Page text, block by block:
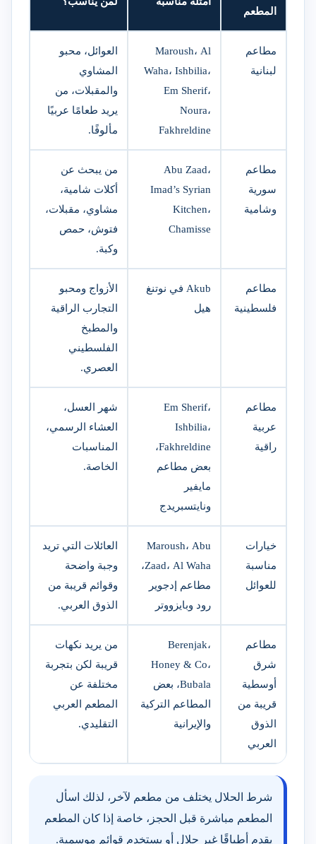
المطعم
مطاعم
لبنانية
Maroush، Al
Waha، Ishbilia،
Em Sherif،
Noura،
Fakhreldine
العوائل، محبو
المشاوي
والمقبلات، من
يريد طعامًا عربيًا
مألوفًا.
مطاعم
سورية
وشامية
Abu Zaad،
Imad’s Syrian
Kitchen،
Chamisse
من يبحث عن
أكلات شامية،
مشاوي، مقبلات،
فتوش، حمص
وكبة.
مطاعم
فلسطينية
Akub في نوتنغ
هيل
الأزواج ومحبو
التجارب الراقية
والمطبخ
الفلسطيني
العصري.
مطاعم
عربية
راقية
Em Sherif،
Ishbilia،
Fakhreldine،
بعض مطاعم
مايفير
ونايتسبريدج
شهر العسل،
العشاء الرسمي،
المناسبات
الخاصة.
خيارات
مناسبة
للعوائل
Maroush، Abu
Zaad، Al Waha،
مطاعم إدجوير
رود وبايزووتر
العائلات التي تريد
وجبة واضحة
وقوائم قريبة من
الذوق العربي.
مطاعم
شرق
أوسطية
قريبة من
الذوق
العربي
Berenjak،
Honey & Co،
Bubala، بعض
المطاعم التركية
والإيرانية
من يريد نكهات
قريبة لكن بتجربة
مختلفة عن
المطعم العربي
التقليدي.
شرط الحلال يختلف من مطعم لآخر، لذلك اسأل
المطعم مباشرة قبل الحجز، خاصة إذا كان المطعم
يقدم أطباقًا غير حلال أو يستخدم قوائم موسمية.